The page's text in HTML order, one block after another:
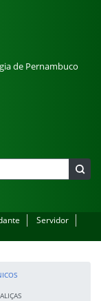
de Pernambuco
Servidor